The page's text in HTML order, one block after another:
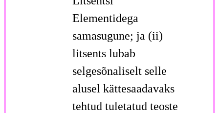
Elementidega
samasugune; ja (ii)
litsents lubab
selgesõnaliselt selle
alusel kättesaadavaks
tehtud tuletatud teoste